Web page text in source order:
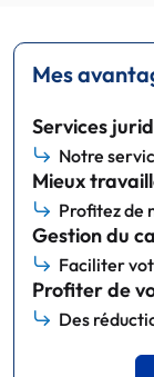
Mes
Services
Notre
Mieux
Profitez de
Gestion du
Faciliter
Profiter de
Des